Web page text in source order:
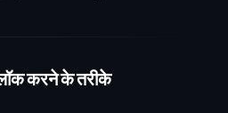
करने के तरीके